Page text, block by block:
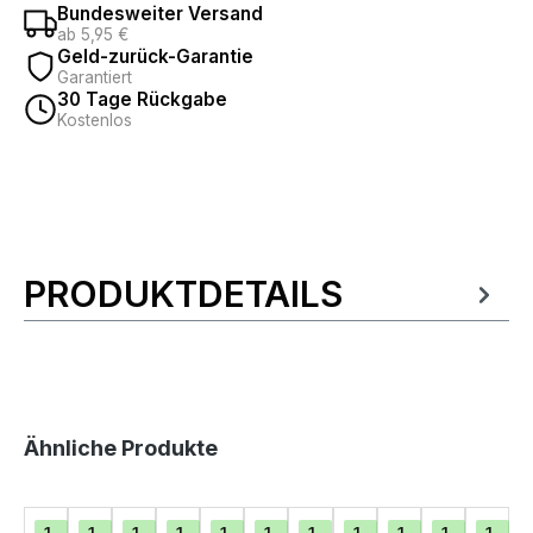
Bundesweiter Versand
ab 5,95 €
Geld-zurück-Garantie
Garantiert
30 Tage Rückgabe
Kostenlos
Produktinformationen
PRODUKTDETAILS
Produktgalerie überspringen
Ähnliche Produkte